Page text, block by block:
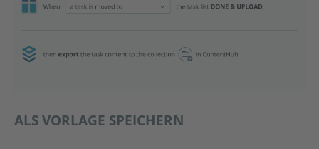
ALS VORLAGE SPEICHERN